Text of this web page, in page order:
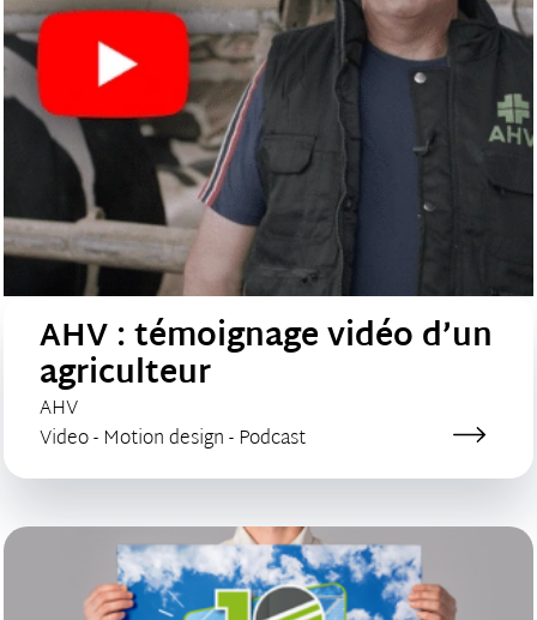
AHV : témoignage vidéo d’un
agriculteur
CLIENT :
AHV
Catégorie de création :
Video - Motion design - Podcast